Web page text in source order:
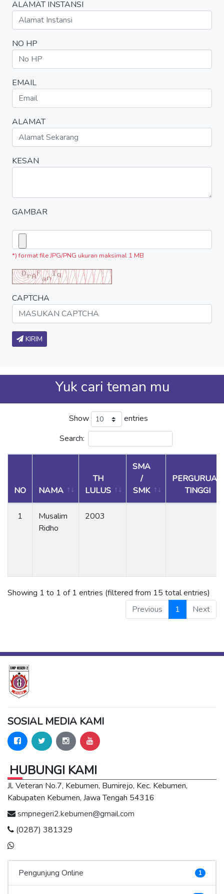
ALAMAT INSTANSI
NO HP
EMAIL
ALAMAT
KESAN
GAMBAR
*) format file JPG/PNG ukuran maksimal 1 MB
CAPTCHA
KIRIM
Yuk cari teman mu
Show
entries
Search:
NO NAMA
TH
LULUS
SMA
/
SMK
PERGURUAN
TINGGI
1
Musalim
Ridho
2003
Showing 1 to 1 of 1 entries (filtered from 15 total entries)
Previous
1 Next
SOSIAL MEDIA KAMI
HUBUNGI KAMI
Jl. Veteran No.7, Kebumen, Bumirejo, Kec. Kebumen,
Kabupaten Kebumen, Jawa Tengah 54316
smpnegeri2.kebumen@gmail.com
(0287) 381329
Pengunjung Online 1